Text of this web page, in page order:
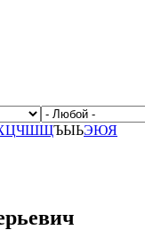
ЦЧШЩЪЫЬЭЮЯ